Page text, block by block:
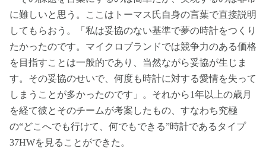
に難しいと思う。ここはトーマス氏自身の言葉で直接説明
してもらおう。「私は妥協のない基準で夢の時計をつくり
たかったのです。マイクロブランドでは競争力のある価格
を目指すことは一般的であり、当然ながら妥協が生じま
す。その妥協のせいで、何度も時計に対する愛情を失って
しまうことが多かったのです」。それから1年以上の歳月
を経て彼とそのチームが考案したもの、すなわち究極
の“どこへでも行けて、何でもできる”時計であるタイプ
37HWを見ることができた。